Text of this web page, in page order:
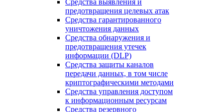
предотвращения целевых атак
Средства гарантированного
уничтожения данных
Средства обнаружения и
предотвращения утечек
информации (DLP)
Средства защиты каналов
передачи данных, в том числе
криптографическими методами
Средства управления доступом
к информационным ресурсам
Средства резервного